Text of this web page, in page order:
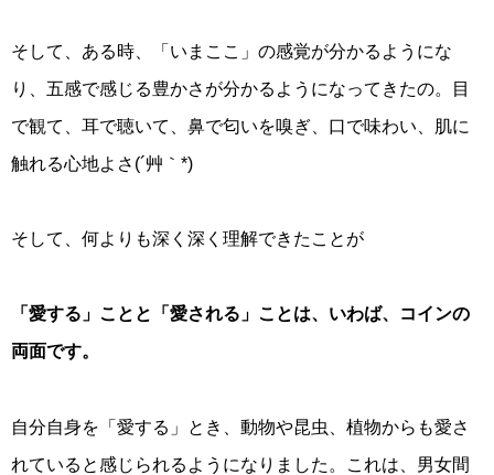
そして、ある時、「いまここ」の感覚が分かるようにな
り、五感で感じる豊かさが分かるようになってきたの。目
で観て、耳で聴いて、鼻で匂いを嗅ぎ、口で味わい、肌に
触れる心地よさ(´艸｀*)
そして、何よりも深く深く理解できたことが
「愛する」ことと「愛される」ことは、いわば、コインの
両面です。
自分自身を「愛する」とき、動物や昆虫、植物からも愛さ
れていると感じられるようになりました。これは、男女間